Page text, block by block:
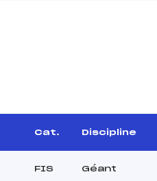
Cat. Discipline
FIS Géant